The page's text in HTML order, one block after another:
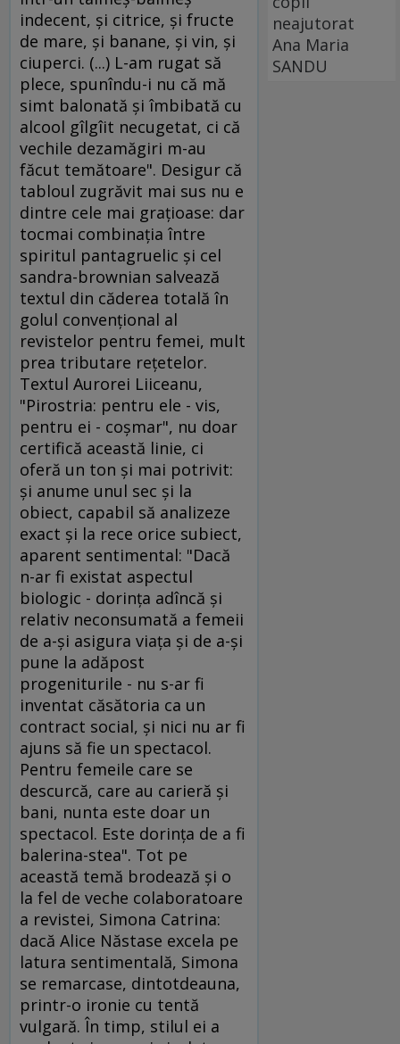
indecent, şi citrice, şi fructe
de mare, şi banane, şi vin, şi
ciuperci. (...) L-am rugat să
plece, spunîndu-i nu că mă
simt balonată şi îmbibată cu
alcool gîlgîit necugetat, ci că
vechile dezamăgiri m-au
făcut temătoare". Desigur că
tabloul zugrăvit mai sus nu e
dintre cele mai graţioase: dar
tocmai combinaţia între
spiritul pantagruelic şi cel
sandra-brownian salvează
textul din căderea totală în
golul convenţional al
revistelor pentru femei, mult
prea tributare reţetelor.
Textul Aurorei Liiceanu,
"Pirostria: pentru ele - vis,
pentru ei - coşmar", nu doar
certifică această linie, ci
oferă un ton şi mai potrivit:
şi anume unul sec şi la
obiect, capabil să analizeze
exact şi la rece orice subiect,
aparent sentimental: "Dacă
n-ar fi existat aspectul
biologic - dorinţa adîncă şi
relativ neconsumată a femeii
de a-şi asigura viaţa şi de a-şi
pune la adăpost
progeniturile - nu s-ar fi
inventat căsătoria ca un
contract social, şi nici nu ar fi
ajuns să fie un spectacol.
Pentru femeile care se
descurcă, care au carieră şi
bani, nunta este doar un
spectacol. Este dorinţa de a fi
balerina-stea". Tot pe
această temă brodează şi o
la fel de veche colaboratoare
a revistei, Simona Catrina:
dacă Alice Năstase excela pe
latura sentimentală, Simona
se remarcase, dintotdeauna,
printr-o ironie cu tentă
vulgară. În timp, stilul ei a
neajutorat
Ana Maria
SANDU